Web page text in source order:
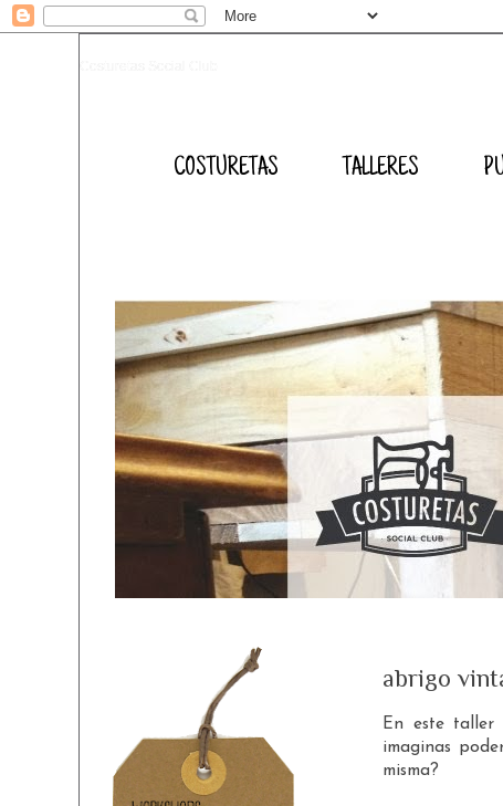
COSTURETAS TALLERES
abrigo
En este taller
imaginas
misma?